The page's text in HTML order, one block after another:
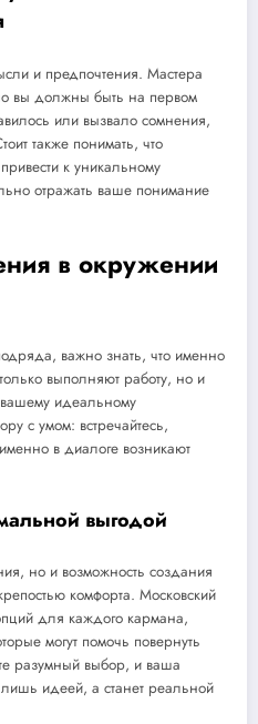
и предпочтения. Мастера
вы должны быть на первом
или вызвало сомнения,
также понимать, что
к уникальному
отражать ваше понимание
в окружении
важно знать, что именно
выполняют работу, но и
вашему идеальному
с умом: встречайтесь,
в диалоге возникают
выгодой
но и возможность создания
комфорта. Московский
для каждого кармана,
могут помочь повернуть
разумный выбор, и ваша
идеей, а станет реальной